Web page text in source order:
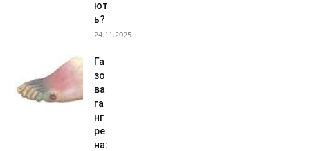
ют
ь?
24.11.2025
Га
зо
ва
га
нг
ре
на: